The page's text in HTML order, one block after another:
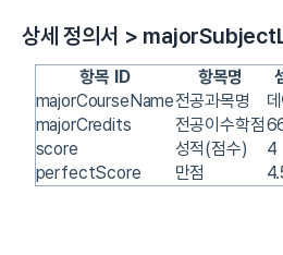
상세 정의서 >
항목 ID 항목명
majorCourseName전공과목명
majorCredits
전공이수학점
score
성적(점수) 4
perfectScore
만점